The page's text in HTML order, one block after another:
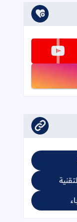
تابعنا على youtube